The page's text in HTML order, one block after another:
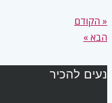
« הקודם
הבא »
נעים להכיר